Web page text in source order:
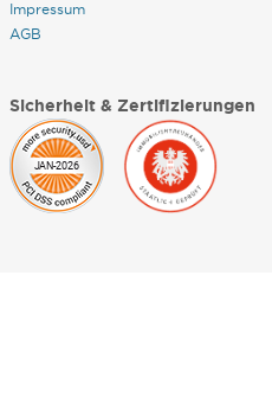
Impressum
AGB
Sicherheit & Zertifizierungen